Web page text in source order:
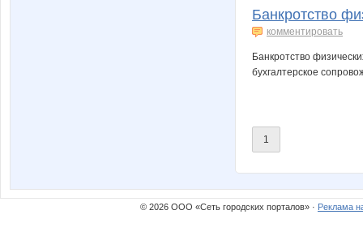
Банкротство
комментировать
Банкротство
бухгалтерское
1
© 2026 ООО «Сеть городских порталов» · Реклама